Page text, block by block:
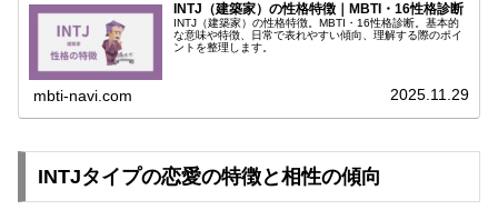
INTJ（建築家）の性格特徴｜MBTI・16性格診断
INTJ（建築家）の性格特徴。MBTI・16性格診断。基本的
な意味や特徴、日常で表れやすい傾向、理解する際のポイ
ントを整理します。
mbti-navi.com 2025.11.29
INTJタイプの恋愛の特徴と相性の傾向